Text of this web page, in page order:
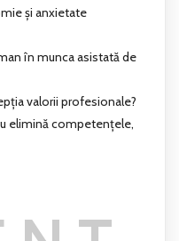
și anxietate
în munca asistată de
valorii profesionale?
elimină competențele,